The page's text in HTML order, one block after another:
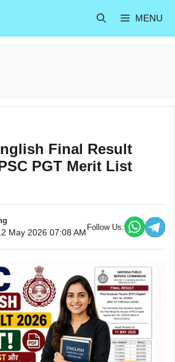
MENU
Final Result
PGT Merit List
May 2026 07:08 AM
Follow Us: